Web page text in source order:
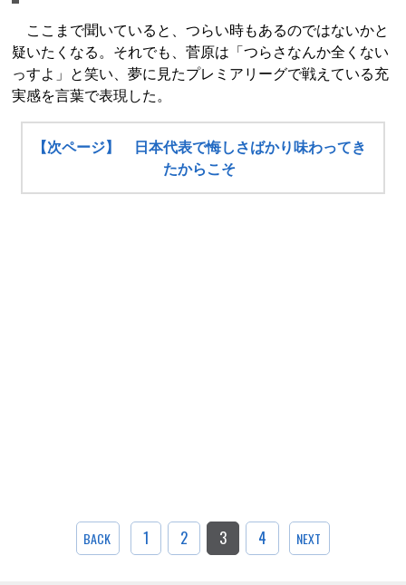
ここまで聞いていると、つらい時もあるのではないかと
疑いたくなる。それでも、菅原は「つらさなんか全くない
っすよ」と笑い、夢に見たプレミアリーグで戦えている充
実感を言葉で表現した。
【次ページ】 日本代表で悔しさばかり味わってき
たからこそ
BACK 1 2 3 4 NEXT